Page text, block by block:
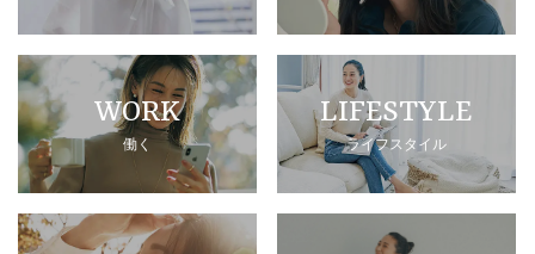
WORK
働く
LIFESTYLE
ライフスタイル